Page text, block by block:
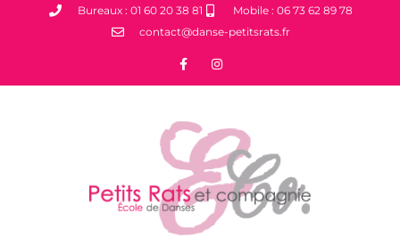
Bureaux : 01 60 20 38 81
Mobile : 06 73 62 89 78
contact@danse-petitsrats.fr